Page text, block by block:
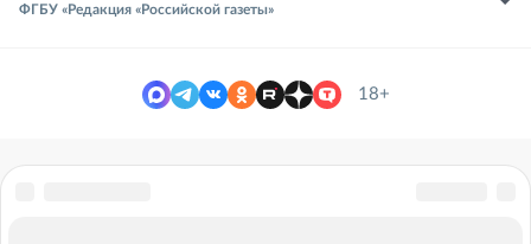
ФГБУ «Редакция «Российской газеты»
18+